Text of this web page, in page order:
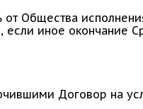
от Общества
иное окончание
Договор на